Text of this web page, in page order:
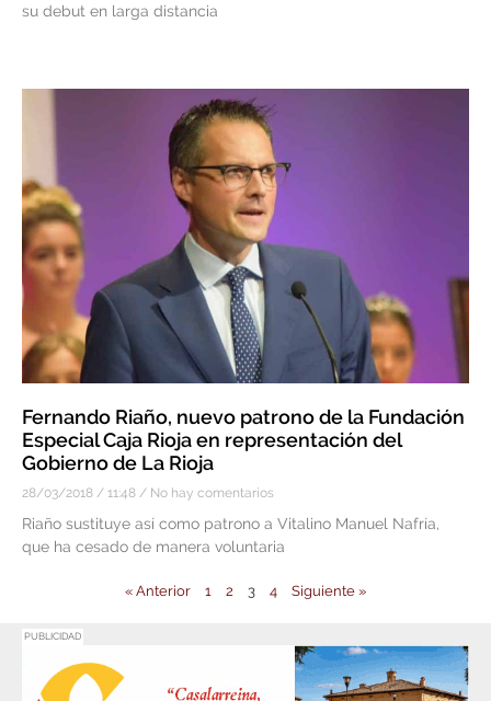
su debut en larga distancia
Fernando Riaño, nuevo patrono de la Fundación
Especial Caja Rioja en representación del
Gobierno de La Rioja
28/03/2018 11:48 No hay comentarios
Riaño sustituye así como patrono a Vitalino Manuel Nafría,
que ha cesado de manera voluntaria
« Anterior 1 2 3 4 Siguiente »
PUBLICIDAD